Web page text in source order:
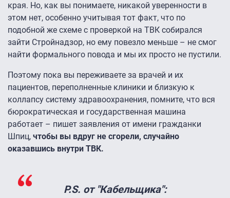
края. Но, как вы понимаете, никакой уверенности в
этом нет, особенно учитывая тот факт, что по
подобной же схеме с проверкой на ТВК собирался
зайти Стройнадзор, но ему повезло меньше – не смог
найти формального повода и мы их просто не пустили.
Поэтому пока вы переживаете за врачей и их
пациентов, переполненные клиники и близкую к
коллапсу систему здравоохранения, помните, что вся
бюрократическая и государственная машина
работает – пишет заявления от имени гражданки
Шпиц, чтобы вы вдруг не сгорели, случайно
оказавшись внутри ТВК.
P.S. от "Кабельщика":